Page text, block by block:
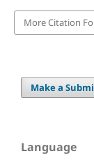
More Citation
Make a
Language